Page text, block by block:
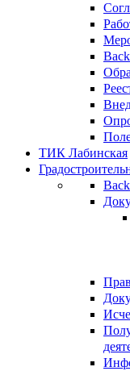
Back
ТИК Лабинская
Back